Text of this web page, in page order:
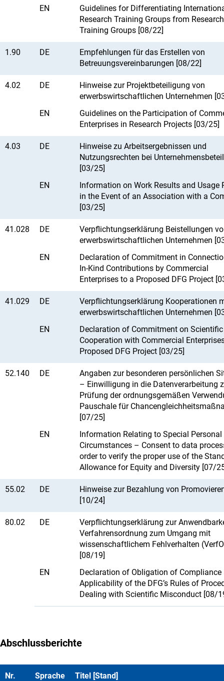
EN
Guidelines for Differentiating
Research Training Groups from Research
Training Groups [08/22]
1.90 DE
Empfehlungen für das Erstellen von
Betreuungsvereinbarungen [08/22]
4.02 DE
Hinweise zur Projektbeteiligung von
erwerbswirtschaftlichen Unternehmen
EN
Guidelines on the Participation of
Enterprises in Research Projects [03/25]
4.03 DE
Hinweise zu Arbeitsergebnissen und
Nutzungsrechten bei
[03/25]
EN
Information on Work Results and Usage
in the Event of an Association with a
[03/25]
41.028 DE
Verpflichtungserklärung Beistellungen
erwerbswirtschaftlichen Unternehmen
EN
Declaration of Commitment in
In-Kind Contributions by Commercial
Enterprises to a Proposed DFG Project
41.029 DE
Verpflichtungserklärung Kooperationen
erwerbswirtschaftlichen Unternehmen
EN
Declaration of Commitment on Scientific
Cooperation with Commercial
Proposed DFG Project [03/25]
52.140 DE
Angaben zur besonderen persönlichen
– Einwilligung in die Datenverarbeitung
Prüfung der ordnungsgemäßen
Pauschale für
[07/25]
EN
Information Relating to Special Personal
Circumstances – Consent to data
order to verify the proper use of the
Allowance for Equity and Diversity [07/
55.02 DE
Hinweise zur Bezahlung von
[10/24]
80.02 DE
Verpflichtungserklärung zur
Verfahrensordnung zum Umgang mit
wissenschaftlichem Fehlverhalten
[08/19]
EN
Declaration of Obligation of Compliance
Applicability of the DFG’s Rules of
Dealing with Scientific Misconduct [08/
Abschlussberichte
Nr. Sprache Titel [Stand]